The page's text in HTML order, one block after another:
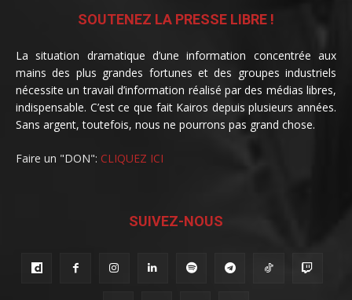
SOUTENEZ LA PRESSE LIBRE !
La situation dramatique d’une information concentrée aux
mains des plus grandes fortunes et des groupes industriels
nécessite un travail d’information réalisé par des médias libres,
indispensable. C’est ce que fait Kairos depuis plusieurs années.
Sans argent, toutefois, nous ne pourrons pas grand chose.
Faire un "DON": CLIQUEZ ICI
SUIVEZ-NOUS